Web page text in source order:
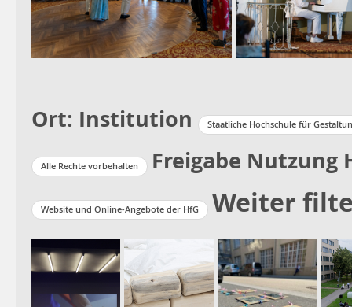
Ort: Institution Staatliche Hochschule für
Alle Rechte vorbehalten Freigabe Nutzung
Website und Online-Angebote der HfG Weiter